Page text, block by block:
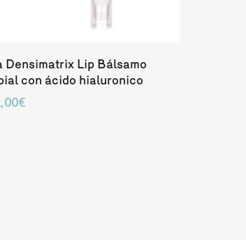
Añadir Al Carrito
Densimatrix Lip Bálsamo
con ácido hialuronico
€